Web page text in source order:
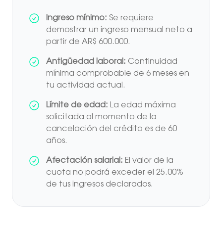
Ingreso mínimo: Se requiere
demostrar un ingreso mensual neto a
partir de AR$ 600.000.
Antigüedad laboral: Continuidad
mínima comprobable de 6 meses en
tu actividad actual.
Límite de edad: La edad máxima
solicitada al momento de la
cancelación del crédito es de 60
años.
Afectación salarial: El valor de la
cuota no podrá exceder el 25.00%
de tus ingresos declarados.